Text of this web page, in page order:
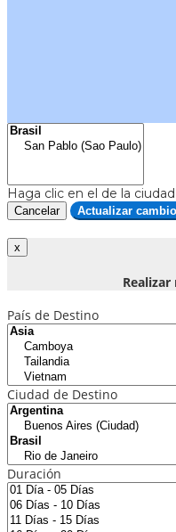
Haga clic en el de la
Cancelar Actualizar
País de Destino
Ciudad de Destino
Duración